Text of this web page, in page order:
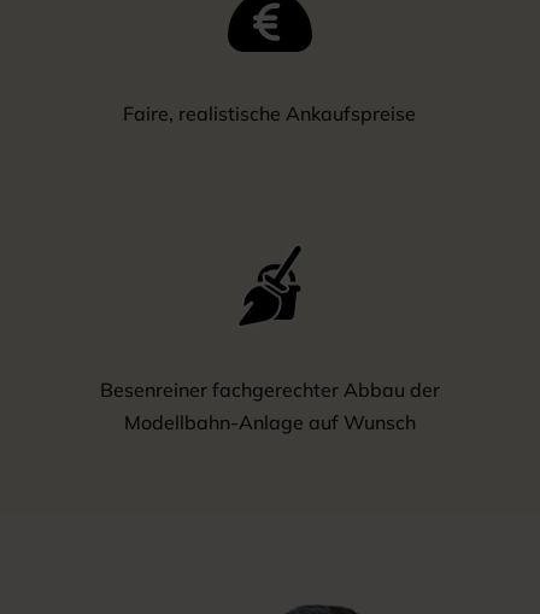
Faire, realistische Ankaufspreise
Besenreiner fachgerechter Abbau der
Modellbahn-Anlage auf Wunsch